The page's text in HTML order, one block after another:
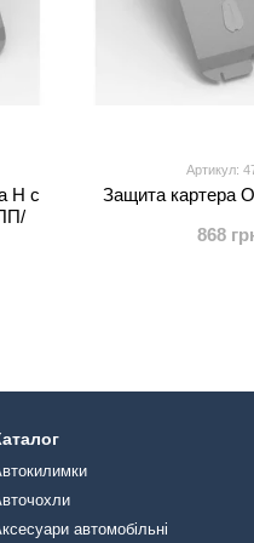
H с
Артикул:
Защита картера
868
автомобільні